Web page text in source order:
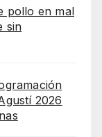
pollo en mal
sin
2026